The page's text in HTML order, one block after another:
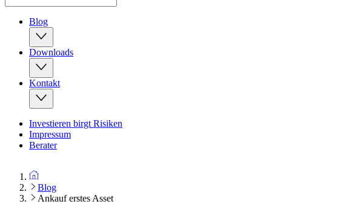
Blog
Downloads
Kontakt
Investieren birgt Risiken
Impressum
Berater
Blog
Ankauf erstes Asset